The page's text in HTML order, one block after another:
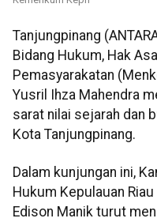
Tanjungpinang
Bidang Hukum, Hak
Pemasyarakatan
Yusril Ihza Mahendra
sarat nilai sejarah dan
Kota Tanjungpinang.
Dalam kunjungan ini,
Hukum Kepulauan
Edison Manik turut